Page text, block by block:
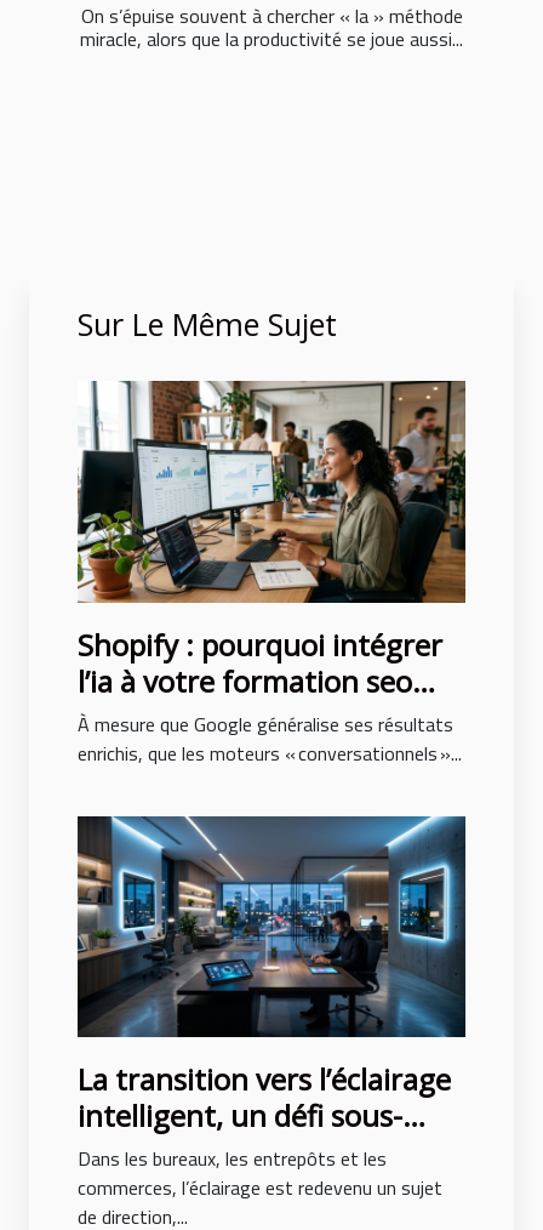
On s’épuise souvent à chercher « la » méthode
miracle, alors que la productivité se joue aussi...
Sur Le Même Sujet
Shopify : pourquoi intégrer
l’ia à votre formation seo
n’est plus optionnel
À mesure que Google généralise ses résultats
enrichis, que les moteurs « conversationnels »...
La transition vers l’éclairage
intelligent, un défi sous-
estimé des entreprises
modernes
Dans les bureaux, les entrepôts et les
commerces, l’éclairage est redevenu un sujet
de direction,...